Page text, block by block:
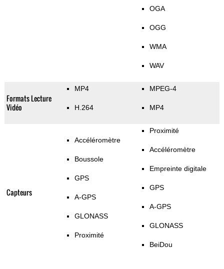
OGA
OGG
WMA
WAV
Formats Lecture
Vidéo
MP4
H.264
MPEG-4
MP4
Capteurs
Accéléromètre
Boussole
GPS
A-GPS
GLONASS
Proximité
Proximité
Accéléromètre
Empreinte digitale
GPS
A-GPS
GLONASS
BeiDou